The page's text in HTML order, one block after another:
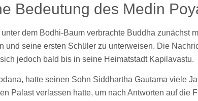
Bedeutung des Medin
dem Bodhi-Baum verbrachte Buddha zunächst
und seine ersten Schüler zu unterweisen. Die
jedoch bald bis in seine Heimatstadt Kapilavastu.
hatte seinen Sohn Siddhartha Gautama viele
Palast verlassen hatte, um nach Antworten auf die